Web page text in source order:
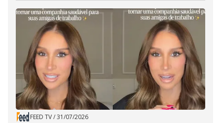
FEED TV/31/07/2026